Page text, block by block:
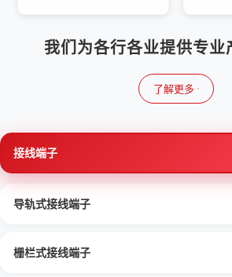
我们为各行各业提供专业
了解更多
接线端子
导轨式接线端子
栅栏式接线端子